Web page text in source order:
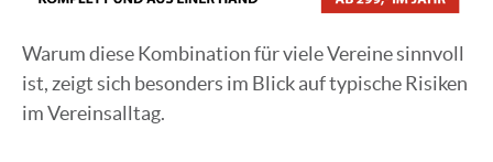
Warum diese Kombination für viele Vereine sinnvoll
ist, zeigt sich besonders im Blick auf typische Risiken
im Vereinsalltag.